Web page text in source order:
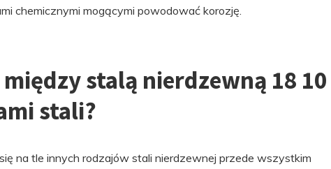
chemicznymi mogącymi powodować korozję.
stalą nierdzewną 18 10
stali?
na tle innych rodzajów stali nierdzewnej przede wszystkim